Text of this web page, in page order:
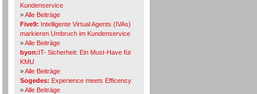
Kundenservice
»Alle Beiträge
Five9: Intelligente Virtual Agents (IVAs)
markieren Umbruch im Kundenservice
»Alle Beiträge
byon:IT- Sicherheit: Ein Must-Have für
KMU
»Alle Beiträge
Sogedes: Experience meets Efficency
»Alle Beiträge